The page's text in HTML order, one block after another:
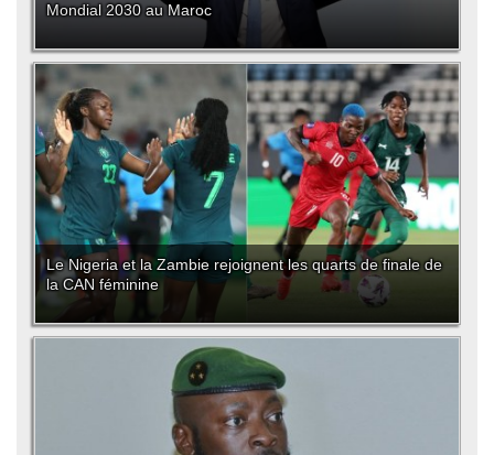
Mondial 2030 au Maroc
Le Nigeria et la Zambie rejoignent les quarts de finale de
la CAN féminine